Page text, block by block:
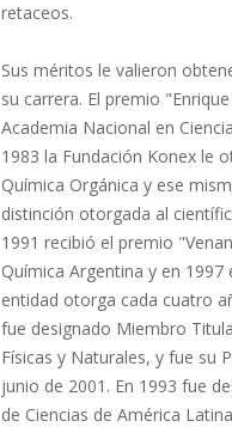
retaceos.
Sus méritos le valieron
su carrera. El premio
Academia Nacional en
1983 la Fundación Konex le
Química Orgánica y ese
distinción otorgada al
1991 recibió el premio
Química Argentina y en 1997
entidad otorga cada cuatro
fue designado Miembro
Físicas y Naturales, y fue su
junio de 2001. En 1993 fue
de Ciencias de América